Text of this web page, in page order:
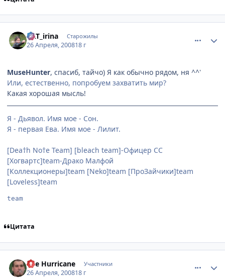
KAT_irina Старожилы
26 Апреля, 200818 г
MuseHunter, спасиб, тайчо) Я как обычно рядом, ня ^^'
Или, естественно, попробуем захватить мир?
Какая хорошая мысль!
Я - Дьявол. Имя мое - Сон.
Я - первая Ева. Имя мое - Лилит.
[Dea†h No†e Team] [bleach team]-Офицер СС
[Хогвартс]team-Драко Малфой
[Коллекционеры]team [Neko]team [ПроЗайчики]team
[Loveless]team
team
Цитата
The Hurricane Участники
26 Апреля, 200818 г